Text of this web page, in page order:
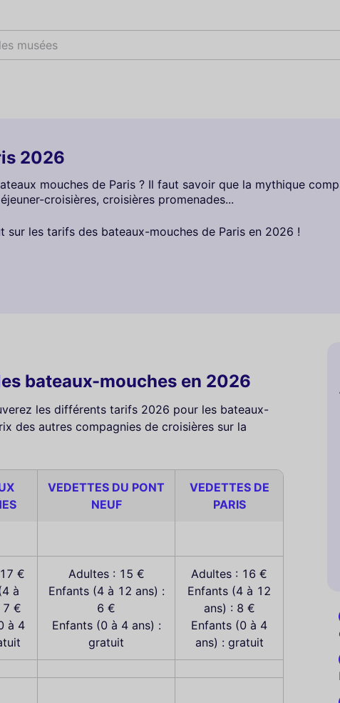
musées
2026
mouches de Paris ? Il faut savoir que la mythique
croisières, croisières promenades...
les tarifs des bateaux-mouches de Paris en 2026 !
bateaux-mouches en 2026
les différents tarifs 2026 pour les bateaux-
des autres compagnies de croisières sur la
VEDETTES DU PONT
NEUF
VEDETTES DE
PARIS
€
à
7 €
à 4
Adultes : 15 €
Enfants (4 à 12 ans) :
6 €
Enfants (0 à 4 ans) :
gratuit
Adultes : 16 €
Enfants (4 à 12
ans) : 8 €
Enfants (0 à 4
ans) : gratuit